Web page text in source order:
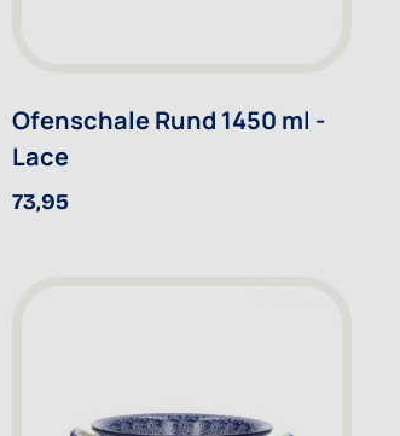
Ofenschale Rund 1450 ml -
Lace
73,95